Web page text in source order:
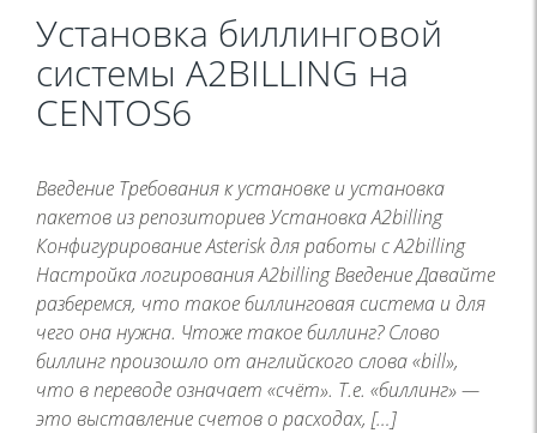
Установка биллинговой
системы A2BILLING на
CENTOS6
Введение Требования к установке и установка
пакетов из репозиториев Установка A2billing
Конфигурирование Asterisk для работы с A2billing
Настройка логирования A2billing Введение Давайте
разберемся, что такое биллинговая система и для
чего она нужна. Чтоже такое биллинг? Слово
биллинг произошло от английского слова «bill»,
что в переводе означает «счёт». Т.е. «биллинг» —
это выставление счетов о расходах, […]